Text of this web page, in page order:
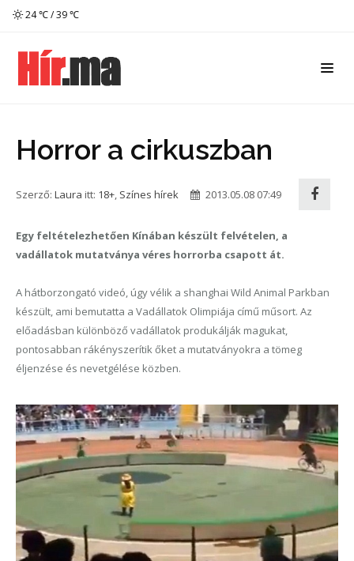
24 ℃ / 39 ℃
Horror a cirkuszban
Szerző: Laura itt: 18+, Színes hírek 2013.05.08 07:49
Egy feltételezhetően Kínában készült felvételen, a
vadállatok mutatványa véres horrorba csapott át.
A hátborzongató videó, úgy vélik a shanghai Wild Animal Parkban
készült, ami bemutatta a Vadállatok Olimpiája című műsort. Az
előadásban különböző vadállatok produkálják magukat,
pontosabban rákényszerítik őket a mutatványokra a tömeg
éljenzése és nevetgélése közben.